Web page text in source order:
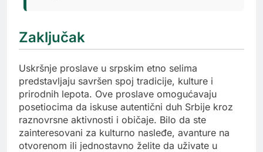
Zaključak
Uskršnje proslave u srpskim etno selima
predstavljaju savršen spoj tradicije, kulture i
prirodnih lepota. Ove proslave omogućavaju
posetiocima da iskuse autentični duh Srbije kroz
raznovrsne aktivnosti i običaje. Bilo da ste
zainteresovani za kulturno nasleđe, avanture na
otvorenom ili jednostavno želite da uživate u